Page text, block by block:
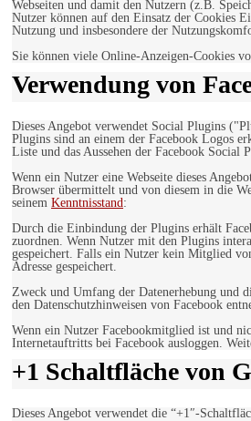
Webseiten und damit den Nutzern (z.B.
Nutzer können auf den Einsatz der Cookies
Nutzung und insbesondere der
Sie können viele Online-Anzeigen-Cookies
Verwendung von
Dieses Angebot verwendet Social Plugins
Plugins sind an einem der Facebook Logos
Liste und das Aussehen der Facebook Social
Wenn ein Nutzer eine Webseite dieses
Browser übermittelt und von diesem in die
seinem Kenntnisstand:
Durch die Einbindung der Plugins erhält
zuordnen. Wenn Nutzer mit den Plugins
gespeichert. Falls ein Nutzer kein Mitglied
Adresse gespeichert.
Zweck und Umfang der Datenerhebung und
den Datenschutzhinweisen von Facebook
Wenn ein Nutzer Facebookmitglied ist und
Internetauftritts bei Facebook ausloggen.
+1 Schaltfläche von
Dieses Angebot verwendet die “+1″-